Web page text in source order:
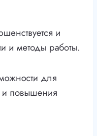
и
и методы работы.
для
и повышения